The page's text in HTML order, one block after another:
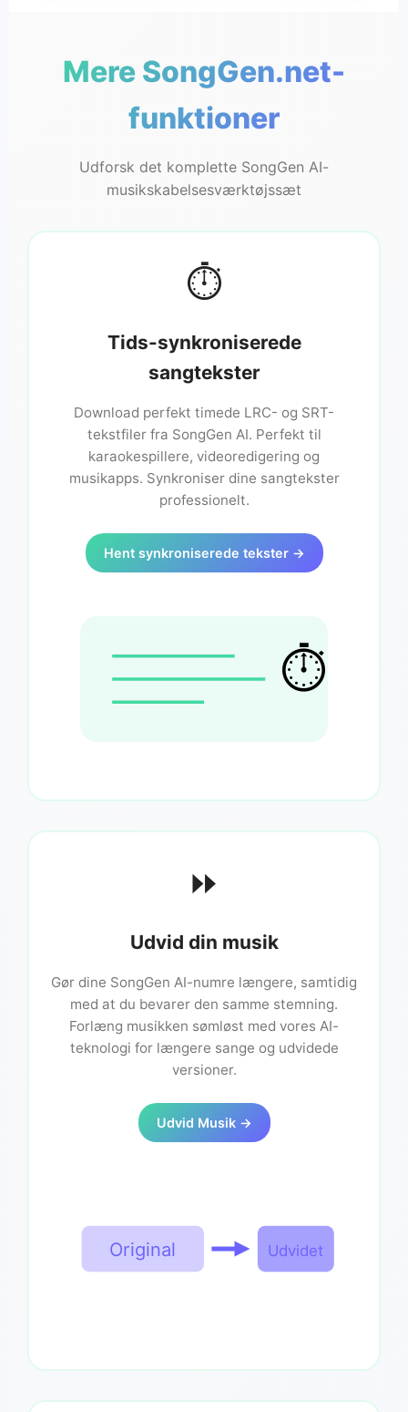
♬
Mere SongGen.net-
funktioner
Udforsk det komplette SongGen AI-
musikskabelsesværktøjssæt
⏱️
Tids-synkroniserede
sangtekster
Download perfekt timede LRC- og SRT-
tekstfiler fra SongGen AI. Perfekt til
karaokespillere, videoredigering og
musikapps. Synkroniser dine sangtekster
professionelt.
Hent synkroniserede tekster →
⏱️
⏩
Udvid din musik
Gør dine SongGen AI-numre længere, samtidig
med at du bevarer den samme stemning.
Forlæng musikken sømløst med vores AI-
teknologi for længere sange og udvidede
versioner.
Udvid Musik →
Original Udvidet